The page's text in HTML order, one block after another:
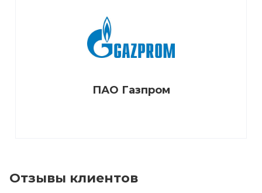
ПАО Газпром
Отзывы клиентов